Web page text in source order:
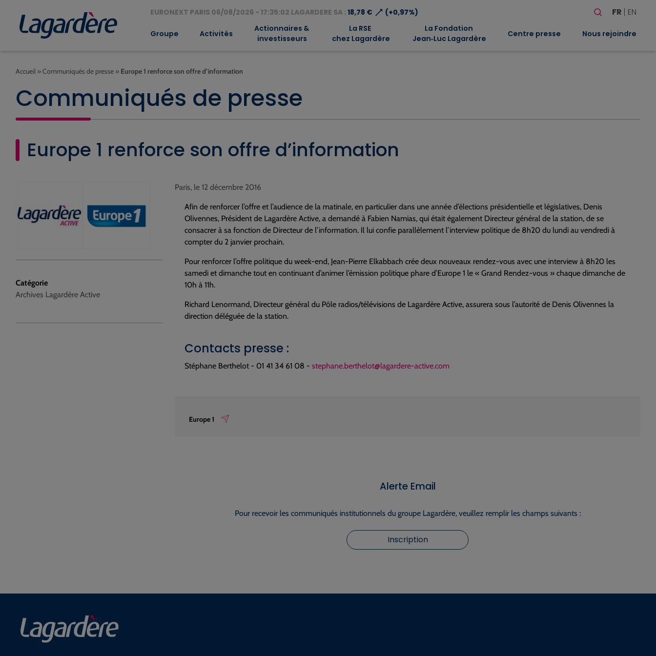
EURONEXT PARIS 06/08/2026 - 17:35:02 LAGARDERE SA : 18,78 €⟶ (+0,97%)
Rechercher
FR EN
Groupe Activités
Actionnaires &
investisseurs
La RSE
chez Lagardère
La Fondation
Jean‑Luc Lagardère
Centre presse Nous rejoindre
Accueil »Communiqués de presse » Europe 1 renforce son offre d’information
Communiqués de presse
Europe 1 renforce son offre d’information
Catégorie
Archives Lagardère Active
Paris, le 12 décembre 2016
Afin de renforcer l’offre et l’audience de la matinale, en particulier dans une année d’élections présidentielle et législatives, Denis
Olivennes, Président de Lagardère Active, a demandé à Fabien Namias, qui était également Directeur général de la station, de se
consacrer à sa fonction de Directeur de l’information. Il lui confie parallèlement l’interview politique de 8h20 du lundi au vendredi à
compter du 2 janvier prochain.
Pour renforcer l’offre politique du week-end, Jean-Pierre Elkabbach crée deux nouveaux rendez-vous avec une interview à 8h20 les
samedi et dimanche tout en continuant d’animer l’émission politique phare d’Europe 1 le « Grand Rendez-vous » chaque dimanche de
10h à 11h.
Richard Lenormand, Directeur général du Pôle radios/télévisions de Lagardère Active, assurera sous l’autorité de Denis Olivennes la
direction déléguée de la station.
Contacts presse :
Stéphane Berthelot - 01 41 34 61 08 - stephane.berthelot@lagardere-active.com
Europe 1
Alerte Email
Pour recevoir les communiqués institutionnels du groupe Lagardère, veuillez remplir les champs suivants :
Inscription